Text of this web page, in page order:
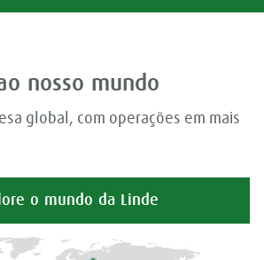
nosso mundo
global, com operações em mais
o mundo da Linde